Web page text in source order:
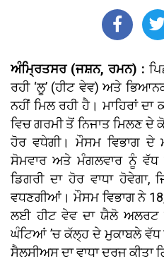
ਅੰਮ੍ਰਿਤਸਰ (ਜਸ਼ਨ, ਰਮਨ) :
ਰਹੀ ‘ਲੂ’ (ਹੀਟ ਵੇਵ) ਅਤੇ
ਨਹੀਂ ਮਿਲ ਰਹੀ ਹੈ। ਮਾਹਿਰਾਂ
ਵਿਚ ਗਰਮੀ ਤੋਂ ਨਿਜਾਤ ਮਿਲਣ
ਹੋਰ ਵਧੇਗੀ। ਮੌਸਮ ਵਿਭਾਗ ਦੇ
ਸੋਮਵਾਰ ਅਤੇ ਮੰਗਲਵਾਰ ਨੂੰ ਵੱਧ
ਡਿਗਰੀ ਦਾ ਹੋਰ ਵਾਧਾ
ਵਧਣਗੀਆਂ। ਮੌਸਮ ਵਿਭਾਗ ਨੇ
ਲਈ ਹੀਟ ਵੇਵ ਦਾ ਯੈਲੋ ਅਲਰਟ
ਘੰਟਿਆਂ ’ਚ ਕੱਲ੍ਹ ਦੇ ਮੁਕਾਬਲੇ ਵੱਧ
ਸੈਲਸੀਅਸ ਦਾ ਵਾਧਾ ਦਰਜ ਕੀਤਾ